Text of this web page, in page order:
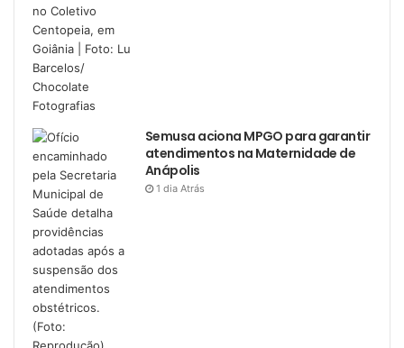
Semusa aciona MPGO para garantir
atendimentos na Maternidade de
Anápolis
1 dia Atrás